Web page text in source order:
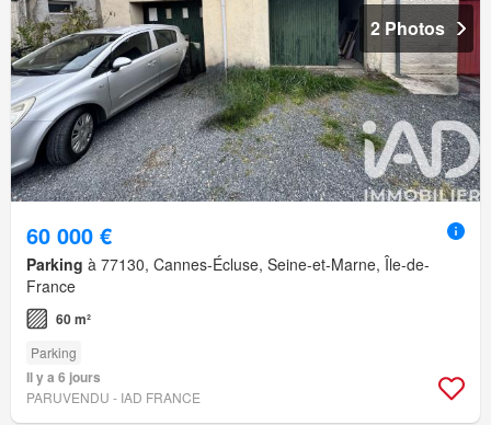
2 Photos
60 000 €
Parking à 77130, Cannes-Écluse, Seine-et-Marne, Île-de-
France
60 m²
Parking
Il y a 6 jours
PARUVENDU - IAD FRANCE